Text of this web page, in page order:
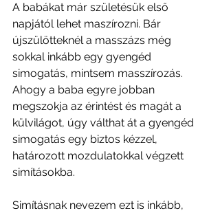
A babákat már születésük első
napjától lehet maszírozni. Bár
újszülötteknél a masszázs még
sokkal inkább egy gyengéd
simogatás, mintsem masszírozás.
Ahogy a baba egyre jobban
megszokja az érintést és magát a
külvilágot, úgy válthat át a gyengéd
simogatás egy biztos kézzel,
határozott mozdulatokkal végzett
simításokba.
Simításnak nevezem ezt is inkább,